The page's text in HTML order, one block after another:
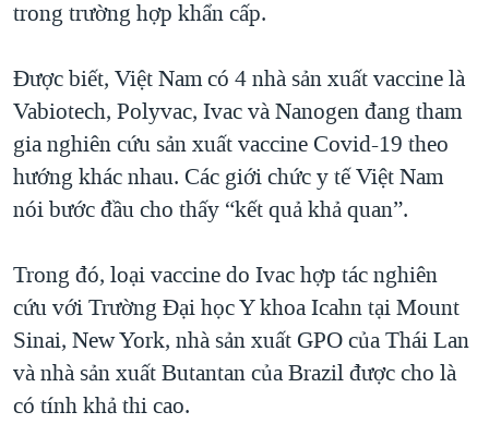
trong trường hợp khẩn cấp.
Được biết, Việt Nam có 4 nhà sản xuất vaccine là
Vabiotech, Polyvac, Ivac và Nanogen đang tham
gia nghiên cứu sản xuất vaccine Covid-19 theo
hướng khác nhau. Các giới chức y tế Việt Nam
nói bước đầu cho thấy “kết quả khả quan”.
Trong đó, loại vaccine do Ivac hợp tác nghiên
cứu với Trường Đại học Y khoa Icahn tại Mount
Sinai, New York, nhà sản xuất GPO của Thái Lan
và nhà sản xuất Butantan của Brazil được cho là
có tính khả thi cao.